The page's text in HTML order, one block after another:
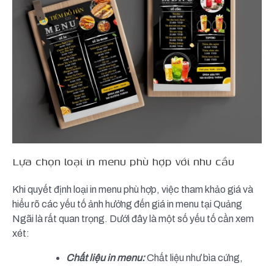
Lựa chọn loại in menu phù hợp với nhu cầu
Khi quyết định loại in menu phù hợp, việc tham khảo giá và
hiểu rõ các yếu tố ảnh hưởng đến giá in menu tại Quảng
Ngãi là rất quan trọng. Dưới đây là một số yếu tố cần xem
xét:
Chất liệu in menu:Chất liệu như bìa cứng,